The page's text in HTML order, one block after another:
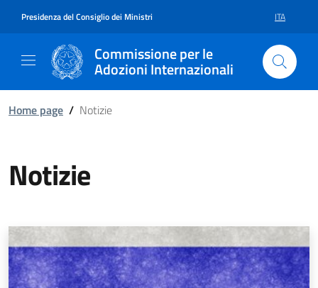
Presidenza del Consiglio dei Ministri ITA
Commissione per le
Adozioni Internazionali
Home page / Notizie
Notizie